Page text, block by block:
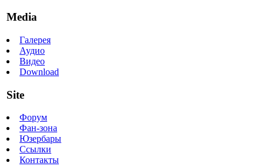
Media
Галерея
Аудио
Видео
Download
Site
Форум
Фан-зона
Юзербары
Ссылки
Контакты